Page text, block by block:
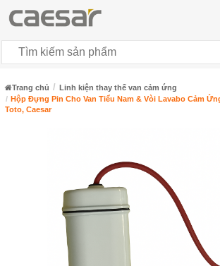
Trang chủ
Linh kiện thay thế van cảm ứng
Hộp Đựng Pin Cho Van Tiểu Nam & Vòi Lavabo Cảm
Toto, Caesar